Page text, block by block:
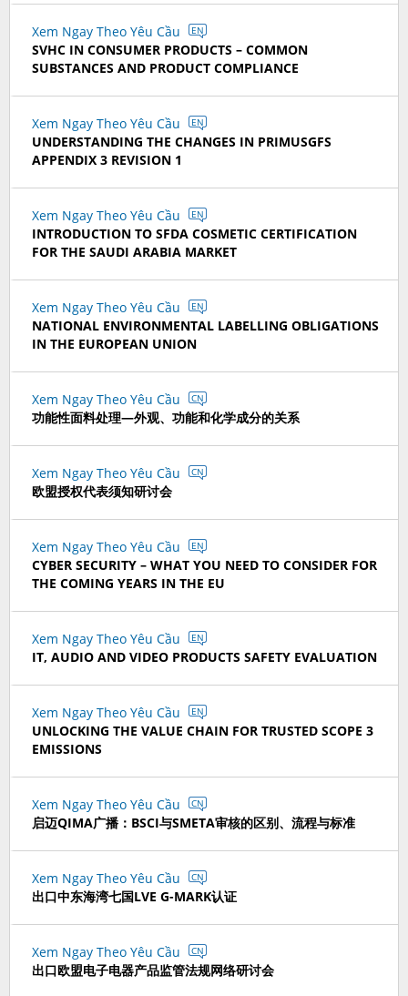
Xem Ngay Theo Yêu Cầu EN
SVHC IN CONSUMER PRODUCTS – COMMON
SUBSTANCES AND PRODUCT COMPLIANCE
Xem Ngay Theo Yêu Cầu EN
UNDERSTANDING THE CHANGES IN PRIMUSGFS
APPENDIX 3 REVISION 1
Xem Ngay Theo Yêu Cầu EN
INTRODUCTION TO SFDA COSMETIC CERTIFICATION
FOR THE SAUDI ARABIA MARKET
Xem Ngay Theo Yêu Cầu EN
NATIONAL ENVIRONMENTAL LABELLING OBLIGATIONS
IN THE EUROPEAN UNION
Xem Ngay Theo Yêu Cầu CN
功能性面料处理—外观、功能和化学成分的关系
Xem Ngay Theo Yêu Cầu CN
欧盟授权代表须知研讨会
Xem Ngay Theo Yêu Cầu EN
CYBER SECURITY – WHAT YOU NEED TO CONSIDER FOR
THE COMING YEARS IN THE EU
Xem Ngay Theo Yêu Cầu EN
IT, AUDIO AND VIDEO PRODUCTS SAFETY EVALUATION
Xem Ngay Theo Yêu Cầu EN
UNLOCKING THE VALUE CHAIN FOR TRUSTED SCOPE 3
EMISSIONS
Xem Ngay Theo Yêu Cầu CN
启迈QIMA广播：BSCI与SMETA审核的区别、流程与标准
Xem Ngay Theo Yêu Cầu CN
出口中东海湾七国LVE G-MARK认证
Xem Ngay Theo Yêu Cầu CN
出口欧盟电子电器产品监管法规网络研讨会